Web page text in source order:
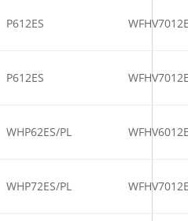
P612ES
P612ES
WHP62ES/PL
WHP72ES/PL